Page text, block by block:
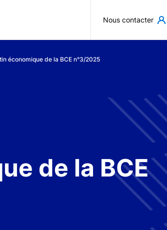
Nous contacter
économique de la BCE n°3/2025
de la BCE